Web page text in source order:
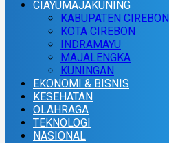
CIAYUMAJAKUNING
KABUPATEN CIREBON
KOTA CIREBON
INDRAMAYU
MAJALENGKA
KUNINGAN
EKONOMI & BISNIS
KESEHATAN
OLAHRAGA
TEKNOLOGI
NASIONAL